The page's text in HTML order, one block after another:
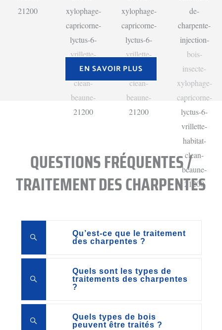
EN SAVOIR PLUS
QUESTIONS FRÉQUENTES /
TRAITEMENT DES CHARPENTES
Qu’est-ce que le traitement
des charpentes ?
Quels sont les types de
traitements des charpentes
?
Quels types de bois
peuvent être traités ?